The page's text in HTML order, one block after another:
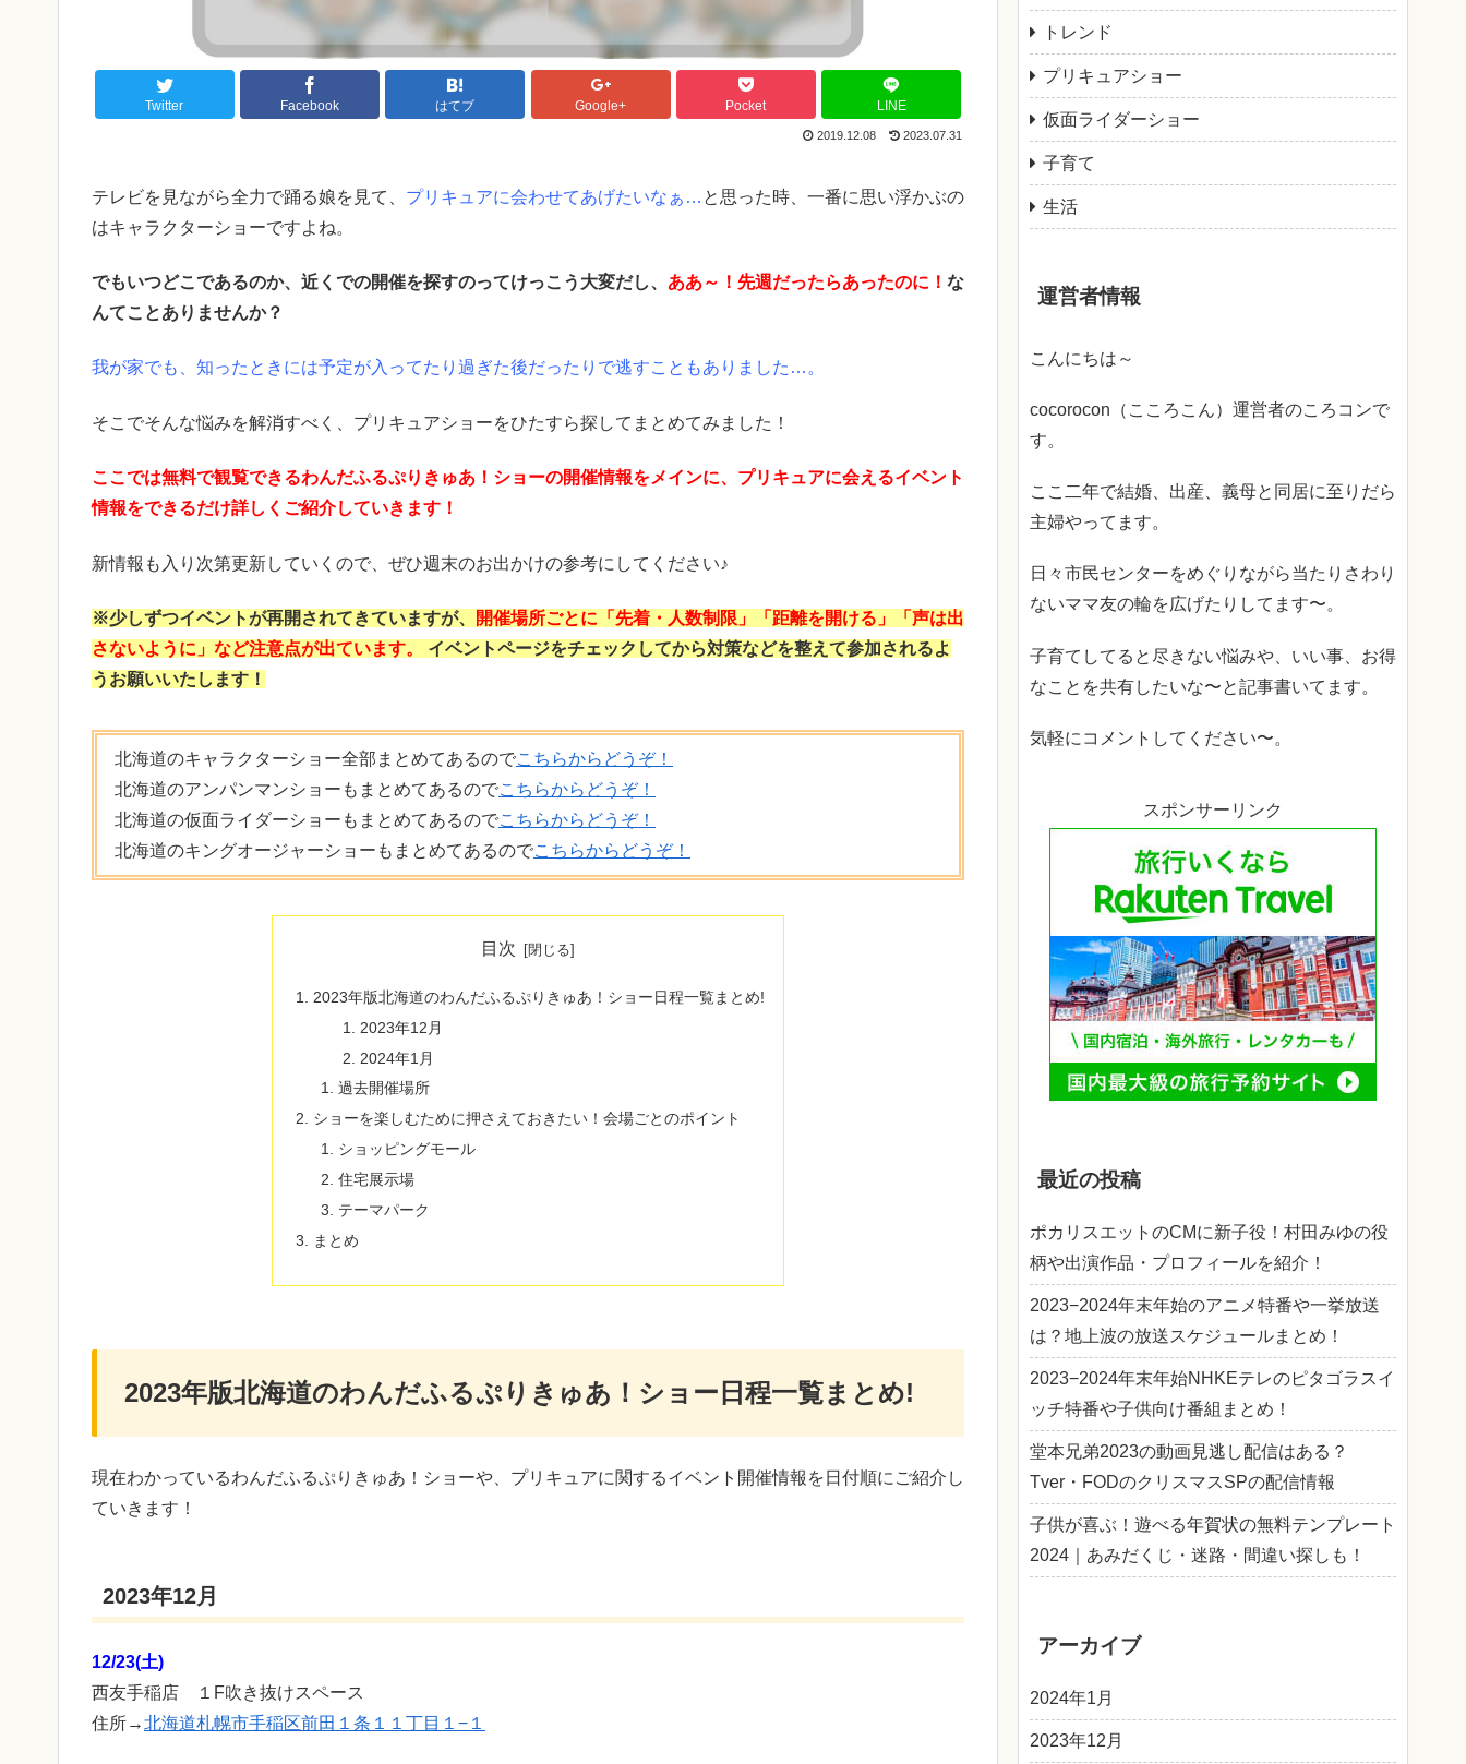
Twitter Facebook はてブ Google+ Pocket LINE
2019.12.08 2023.07.31
テレビを見ながら全力で踊る娘を見て、 プリキュアに会わせてあげたいなぁ… と思った時、一番に思い浮かぶの
はキャラクターショーですよね。
でもいつどこであるのか、近くでの開催を探すのってけっこう大変だし、 ああ～！先週だったらあったのに！ な
んてことありませんか？
我が家でも、知ったときには予定が入ってたり過ぎた後だったりで逃すこともありました…。
そこでそんな悩みを解消すべく、プリキュアショーをひたすら探してまとめてみました！
ここでは無料で観覧できるわんだふるぷりきゅあ！ショーの開催情報をメインに、プリキュアに会えるイベント
情報をできるだけ詳しくご紹介していきます！
新情報も入り次第更新していくので、ぜひ週末のお出かけの参考にしてください♪
※少しずつイベントが再開されてきていますが、
開催場所ごとに「先着・人数制限」「距離を開ける」「声は出
さないように」など注意点が出ています。 イベントページをチェックしてから対策などを整えて参加されるよ
うお願いいたします！
北海道のキャラクターショー全部まとめてあるのでこちらからどうぞ！
北海道のアンパンマンショーもまとめてあるのでこちらからどうぞ！
北海道の仮面ライダーショーもまとめてあるのでこちらからどうぞ！
北海道のキングオージャーショーもまとめてあるのでこちらからどうぞ！
目次
2023年版北海道のわんだふるぷりきゅあ！ショー日程一覧まとめ!
2023年12月
2024年1月
過去開催場所
ショーを楽しむために押さえておきたい！会場ごとのポイント
ショッピングモール
住宅展示場
テーマパーク
まとめ
2023年版北海道のわんだふるぷりきゅあ！ショー日程一覧まとめ!
現在わかっているわんだふるぷりきゅあ！ショーや、プリキュアに関するイベント開催情報を日付順にご紹介し
ていきます！
2023年12月
12/23(土)
西友手稲店 １F吹き抜けスペース
住所→北海道札幌市手稲区前田１条１１丁目１−１
トレンド
プリキュアショー
仮面ライダーショー
子育て
生活
運営者情報
こんにちは～
cocorocon（こころこん）運営者のころコンで
す。
ここ二年で結婚、出産、義母と同居に至りだら
主婦やってます。
日々市民センターをめぐりながら当たりさわり
ないママ友の輪を広げたりしてます〜。
子育てしてると尽きない悩みや、いい事、お得
なことを共有したいな〜と記事書いてます。
気軽にコメントしてください〜。
スポンサーリンク
最近の投稿
ポカリスエットのCMに新子役！村田みゆの役
柄や出演作品・プロフィールを紹介！
2023−2024年末年始のアニメ特番や一挙放送
は？地上波の放送スケジュールまとめ！
2023−2024年末年始NHKEテレのピタゴラスイ
ッチ特番や子供向け番組まとめ！
堂本兄弟2023の動画見逃し配信はある？
Tver・FODのクリスマスSPの配信情報
子供が喜ぶ！遊べる年賀状の無料テンプレート
2024｜あみだくじ・迷路・間違い探しも！
アーカイブ
2024年1月
2023年12月